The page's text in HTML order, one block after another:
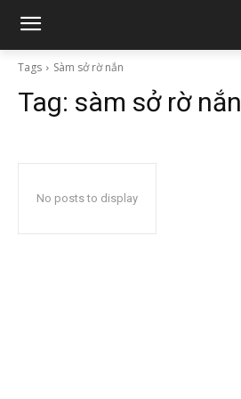
Tags Sàm sở rờ nắn
Tag: sàm sở rờ nắn
No posts to display